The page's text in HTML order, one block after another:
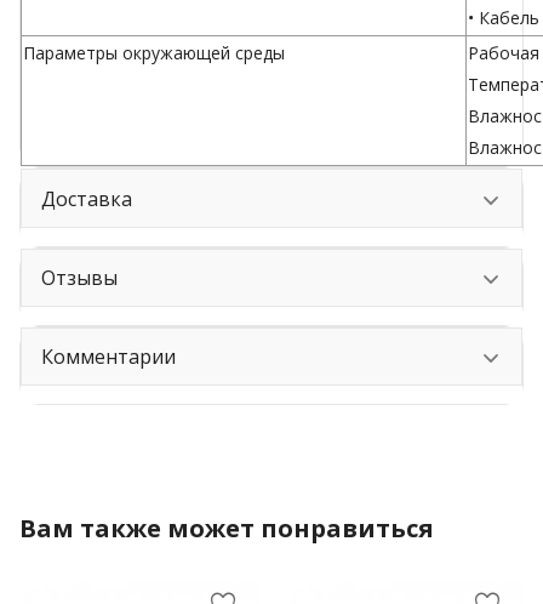
•
Параметры окружающей среды
Рабочая
Доставка
Отзывы
Комментарии
Вам также может понравиться